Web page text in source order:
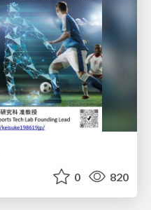
0 820